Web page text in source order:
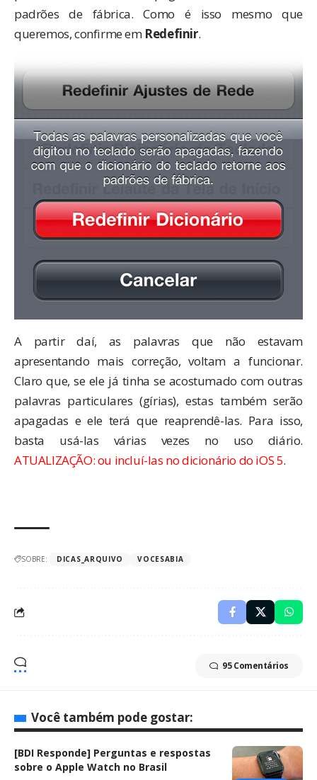
padrões de fábrica. Como é isso mesmo que
queremos, confirme em Redefinir.
A partir daí, as palavras que não estavam
apresentando mais correção, voltam a funcionar.
Claro que, se ele já tinha se acostumado com outras
palavras particulares (gírias), estas também serão
apagadas e ele terá que reaprendê-las. Para isso,
basta usá-las várias vezes no uso diário.
ATUALIZAÇÃO: ou incluí-las no dicionário do iOS 5.
SOBRE: DICAS_ARQUIVO VOCESABIA
95 Comentários
Você também pode gostar:
[BDI Responde] Perguntas e respostas
sobre o Apple Watch no Brasil